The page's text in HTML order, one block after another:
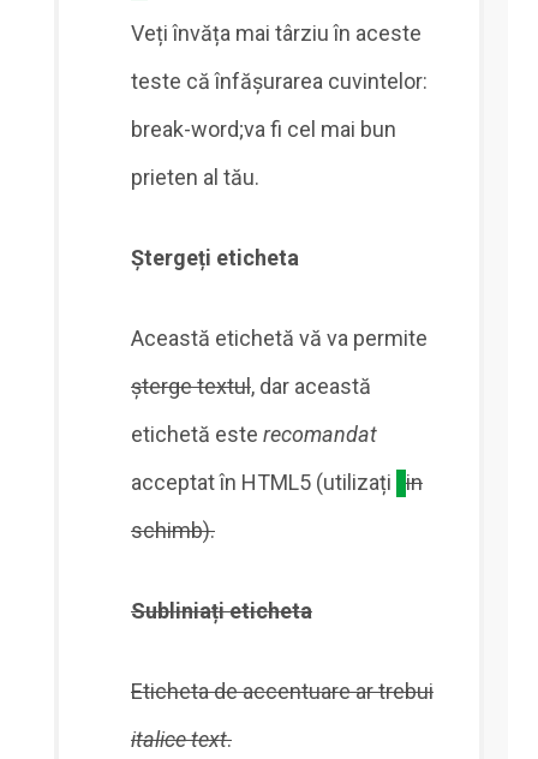
Veți învăța mai târziu în aceste
teste că înfășurarea cuvintelor:
break-word;va fi cel mai bun
prieten al tău.
Ștergeți eticheta
Această etichetă vă va permite
şterge textul, dar această
etichetă este recomandat
acceptat în HTML5 (utilizați
in
schimb).
Subliniați eticheta
Eticheta de accentuare ar trebui
italicetext.